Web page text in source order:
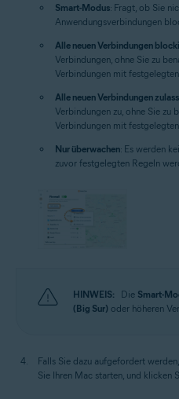
Smart-Modus: Fragt, ob Sie
Anwendungsverbindungen
Alle neuen Verbindungen
Verbindungen, ohne Sie zu
Verbindungen mit festgelegten
Alle neuen Verbindungen
Verbindungen zu, ohne Sie zu
Verbindungen mit festgelegten
Nur überwachen: Es werden
zuvor festgelegten Regeln
HINWEIS: Die Smart-
(Big Sur) oder höheren
Falls Sie dazu aufgefordert
Sie Ihren Mac starten, und klicken